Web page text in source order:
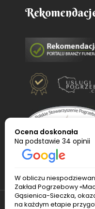
Ocena doskonała
Na podstawie 34 opinii
W obliczu
Zakład Pogrzebowy
Gąsienica-Sieczka,
na każdym etapie